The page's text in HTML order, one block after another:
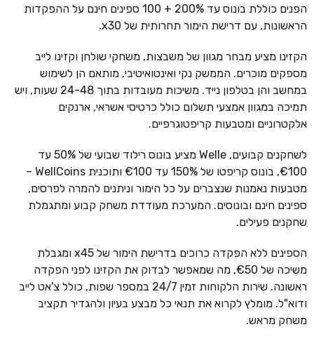
הפנים כוללת בונוס עד 200% + 100 ספינים חינם על ההפקדות
הראשונות, עם דרישת הימור תחרותית של x30.
הקזינו מציע מבחר מגוון של משבצות, משחקי שולחן וקזינו לייב
מספקים מוכרים. הממשק נקי ואינטואיטיבי, מותאם הן לשימוש
במחשב והן בטלפון נייד. משיכות מעובדות בתוך 24-48 שעות, ויש
תמיכה במגוון אמצעי תשלום כולל כרטיסי אשראי, ארנקים
אלקטרוניים ומטבעות קריפטוגרפיים.
לשחקנים קבועים, Welle מציע בונוס רילוד שבועי של 50% עד
€100, בונוס קריפטו של 150% עד €100 ותוכנית WellCoins –
מטבעות נאמנות שנצברים על כל הימור וניתנים להמרה לפרסים,
ספינים חינם ובונוסים. המערכת מעודדת משחק קבוע ומתגמלת
שחקנים פעילים.
הספינים ללא הפקדה כרוכים בדרישת הימור של x45 ומגבלת
משיכה של €50, מה שמאפשר לבדוק את הקזינו לפני הפקדה
ראשונה. שירות הלקוחות זמין 24/7 במספר שפות, כולל צ'אט לייב
ודוא"ל. מומלץ לקרוא את תנאי כל מבצע בעיון ולהגדיר תקציב
משחק מראש.